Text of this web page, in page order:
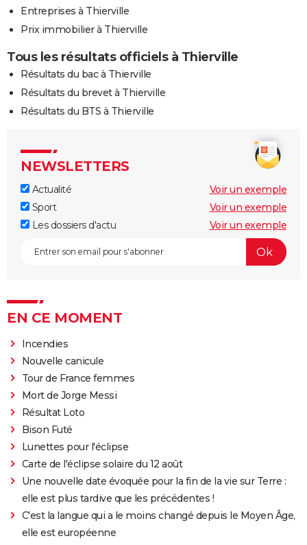
Entreprises à Thierville
Prix immobilier à Thierville
Tous les résultats officiels à Thierville
Résultats du bac à Thierville
Résultats du brevet à Thierville
Résultats du BTS à Thierville
NEWSLETTERS
Actualité
Voir un exemple
Sport
Voir un exemple
Les dossiers d'actu
Voir un exemple
EN CE MOMENT
Incendies
Nouvelle canicule
Tour de France femmes
Mort de Jorge Messi
Résultat Loto
Bison Futé
Lunettes pour l'éclipse
Carte de l'éclipse solaire du 12 août
Une nouvelle date évoquée pour la fin de la vie sur Terre :
elle est plus tardive que les précédentes !
C'est la langue qui a le moins changé depuis le Moyen Âge,
elle est européenne